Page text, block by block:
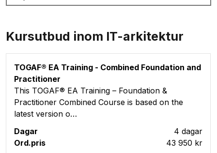
Kursutbud inom IT-arkitektur
TOGAF® EA Training - Combined Foundation and
Practitioner
This TOGAF® EA Training – Foundation &
Practitioner Combined Course is based on the
latest version o…
4 dagar
43 950 kr